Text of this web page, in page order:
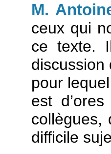
M.
ceux qui
ce texte.
discussion
pour
est
collègues,
difficile